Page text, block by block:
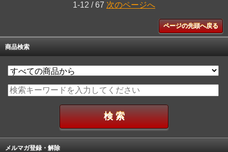
1-12 / 67 次のページへ
ページの先頭へ戻る
商品検索
メルマガ登録・解除